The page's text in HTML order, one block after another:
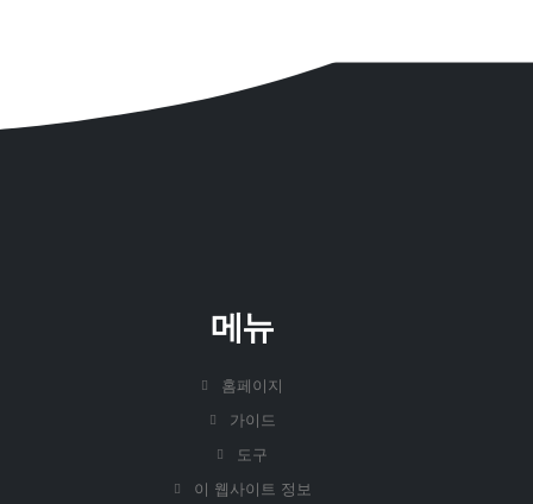
메뉴
홈페이지
가이드
도구
이 웹사이트 정보